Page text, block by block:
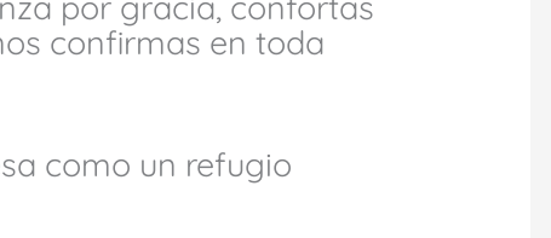
confirmas en toda
como un refugio